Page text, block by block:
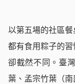
以第五場的社區
都有食用粽子的
卻截然不同。臺
葉、孟宗竹葉（